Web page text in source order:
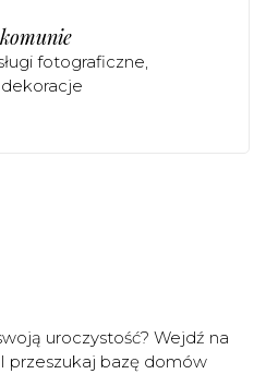
fotograficzne
uroczystość? Wejdź na
I przeszukaj bazę domów